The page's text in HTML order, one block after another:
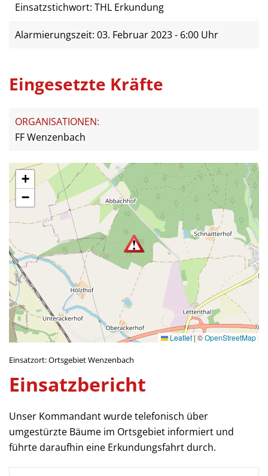
Einsatzstichwort: THL Erkundung
Alarmierungszeit: 03. Februar 2023 - 6:00 Uhr
Eingesetzte Kräfte
ORGANISATIONEN:
FF Wenzenbach
+
−
Leaflet|©OpenStreetMap
Einsatzort: Ortsgebiet Wenzenbach
Einsatzbericht
Unser Kommandant wurde telefonisch über
umgestürzte Bäume im Ortsgebiet informiert und
führte daraufhin eine Erkundungsfahrt durch.